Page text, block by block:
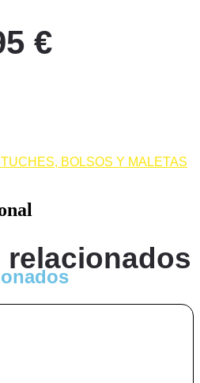
€El
BOLSOS Y MALETAS